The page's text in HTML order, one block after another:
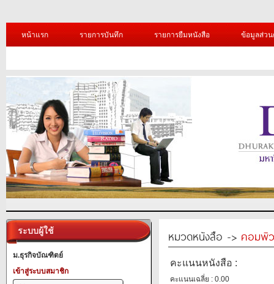
หน้าแรก รายการบันทึก รายการยืมหนังสือ ข้อมูลส่ว
ระบบผู้ใช้
ม.ธุรกิจบัณฑิตย์
เข้าสู่ระบบสมาชิก
หมวดหนังสือ -> คอมพิ
คะแนนหนังสือ :
คะแนนเฉลี่ย : 0.00